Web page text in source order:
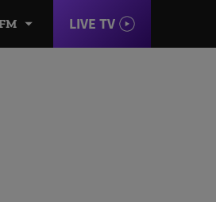
LIVE TV